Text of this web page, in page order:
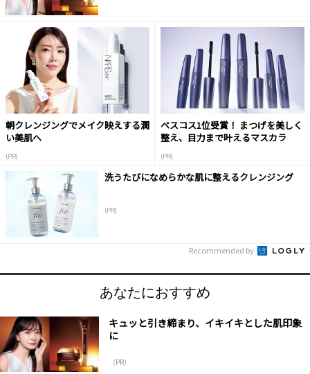
朝クレンジングでメイク映えする潤
い美肌へ
(PR)
ベスコス1位受賞！ まつげを美しく
整え、目力まで叶えるマスカラ
(PR)
洗うたびになめらかな肌に整えるクレンジング
(PR)
Recommended by
あなたにおすすめ
キュッと引き締まり、イキイキとした肌印象
に
（PR）